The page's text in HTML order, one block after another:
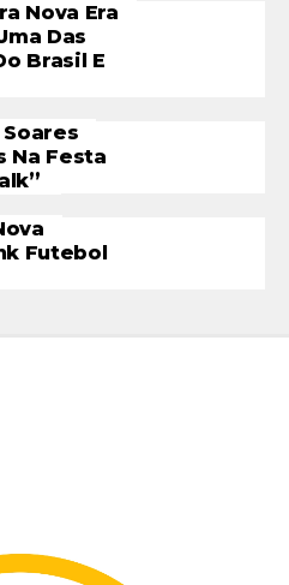
Nova Era
Das
Brasil E
Soares
Na Festa
Futebol